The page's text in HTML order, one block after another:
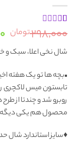
امتیاز
1
5
1
مشتری
۲۹۸,۰۰۰تومان
شال نخی اعلا، سبک و
▪️بچه ها تو یک هفته
تابستون میس لاکچری
روبرو شد و چندتا از
محصول هم یکی دیگه
♦️سايز استاندارد شال حدود